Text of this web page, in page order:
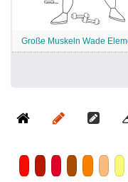
Große Muskeln Wade